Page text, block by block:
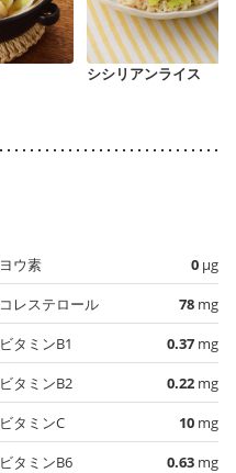
シシリアンライス
ヨウ素 0 µg
コレステロール
78 mg
ビタミンB1
0.37 mg
ビタミンB2
0.22 mg
ビタミンC
10 mg
ビタミンB6
0.63 mg